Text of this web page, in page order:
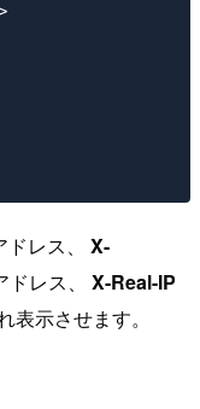
レス、 X-
レス、 X-Real-IP
示させます。